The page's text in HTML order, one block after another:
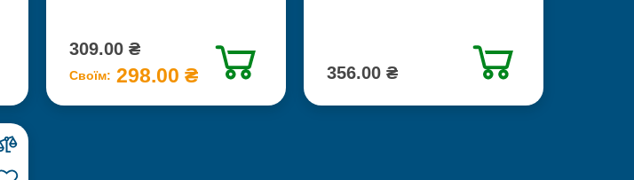
309.00 ₴
Своїм: 298.00 ₴ 356.00 ₴